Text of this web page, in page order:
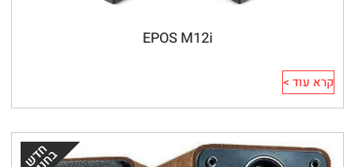
EPOS M12i
קרא עוד >